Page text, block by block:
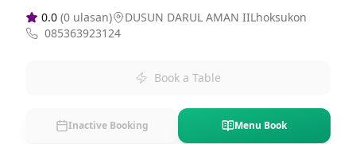
0.0 (0 ulasan)
DUSUN DARUL AMAN IILhoksukon
085363923124
Book a Table
Inactive Booking Menu Book